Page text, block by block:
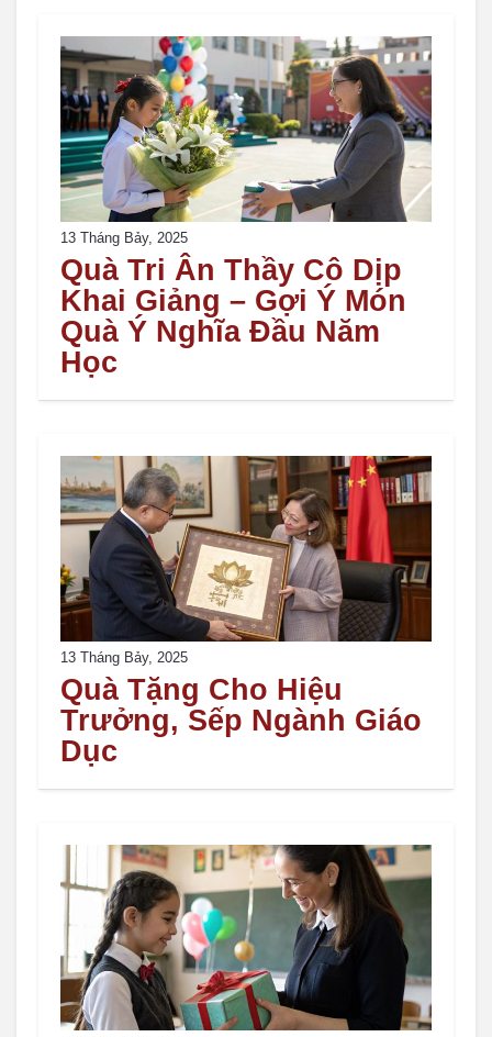
13 Tháng Bảy, 2025
Quà Tri Ân Thầy Cô Dịp
Khai Giảng – Gợi Ý Món
Quà Ý Nghĩa Đầu Năm
Học
13 Tháng Bảy, 2025
Quà Tặng Cho Hiệu
Trưởng, Sếp Ngành Giáo
Dục